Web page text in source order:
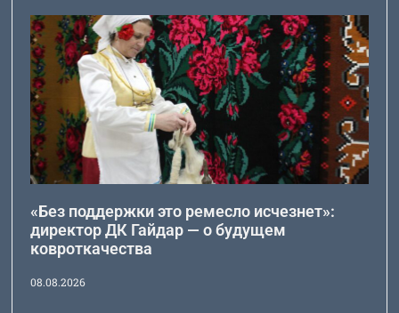
«Без поддержки это ремесло исчезнет»:
директор ДК Гайдар — о будущем
ковроткачества
08.08.2026